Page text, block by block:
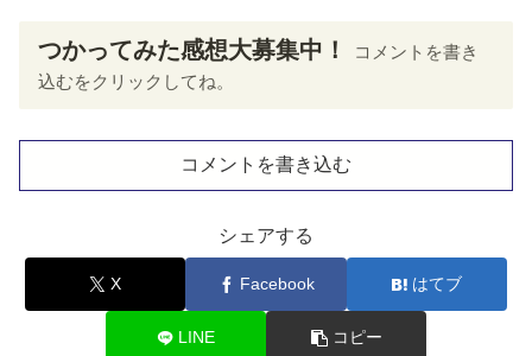
つかってみた感想大募集中！
コメントを書き
込むをクリックしてね。
コメントを書き込む
シェアする
X Facebook はてブ
LINE コピー